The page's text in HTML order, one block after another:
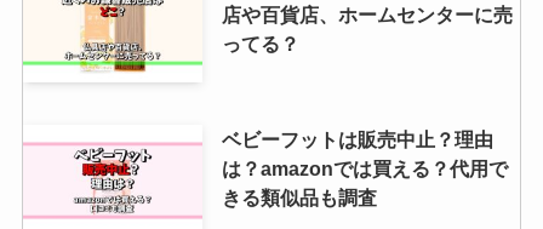
店や百貨店、ホームセンターに売
ってる？
ベビーフットは販売中止？理由
は？amazonでは買える？代用で
きる類似品も調査